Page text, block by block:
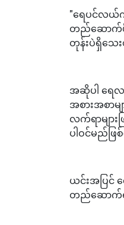
"ရေပင်လယ်
တည်ဆောက်ဖို့
တုန်းပဲရှိသေး
အဆိုပါ ရေလယ်
အစားအစာမ
လက်ရာများ
ပါဝင်မည်ဖ
ယင်းအပြင်
တည်ဆောက်ရ